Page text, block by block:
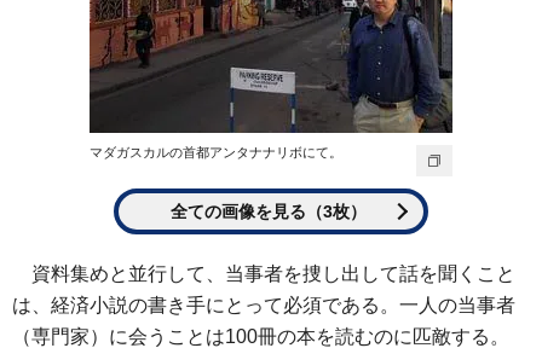
マダガスカルの首都アンタナナリボにて。
全ての画像を見る（3枚）
資料集めと並行して、当事者を捜し出して話を聞くこと
は、経済小説の書き手にとって必須である。一人の当事者
（専門家）に会うことは100冊の本を読むのに匹敵する。